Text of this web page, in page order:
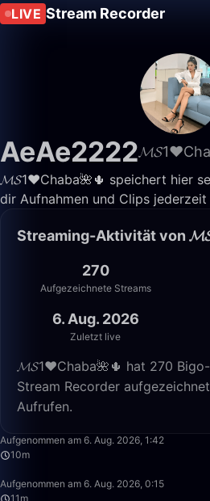
LIVE Stream Recorder
AeAe2222
𝓜𝓢1♥️Chaba🌺🌵 speichert hier
dir Aufnahmen und Clips jederzeit
Streaming-Aktivität von
270
Aufgezeichnete Streams
6. Aug. 2026
Zuletzt live
𝓜𝓢1♥️Chaba🌺🌵 hat 270
Stream Recorder
Aufrufen.
Aufgenommen am 6. Aug. 2026, 1:42
10m
Aufgenommen am 6. Aug. 2026, 0:15
11m